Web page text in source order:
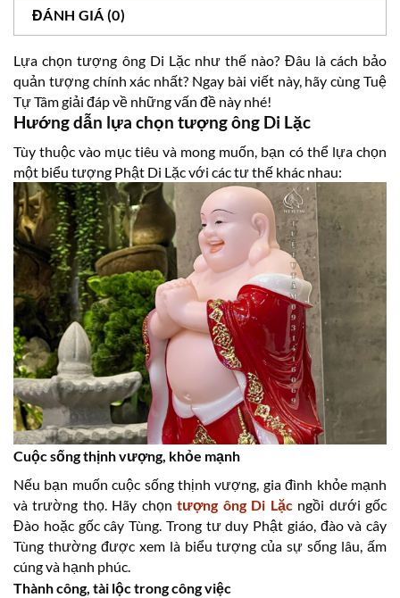
ĐÁNH GIÁ (0)
Lựa chọn tượng ông Di Lặc như thế nào? Đâu là cách bảo
quản tượng chính xác nhất? Ngay bài viết này, hãy cùng Tuệ
Tự Tâm giải đáp về những vấn đề này nhé!
Hướng dẫn lựa chọn tượng ông Di Lặc
Tùy thuộc vào mục tiêu và mong muốn, bạn có thể lựa chọn
một biểu tượng Phật Di Lặc với các tư thế khác nhau:
Cuộc sống thịnh vượng, khỏe mạnh
Nếu bạn muốn cuộc sống thịnh vượng, gia đình khỏe mạnh
và trường thọ. Hãy chọntượng ông Di Lặcngồi dưới gốc
Đào hoặc gốc cây Tùng. Trong tư duy Phật giáo, đào và cây
Tùng thường được xem là biểu tượng của sự sống lâu, ấm
cúng và hạnh phúc.
Thành công, tài lộc trong công việc